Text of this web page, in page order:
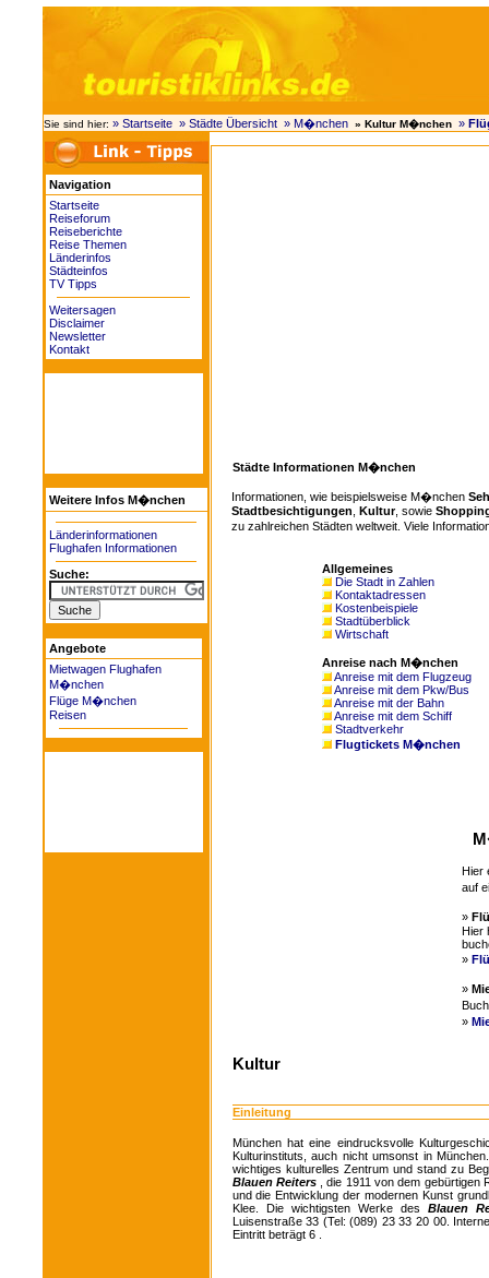
Sie sind hier: » Startseite » Städte Übersicht » M�nchen » Kultur M�nchen »
Navigation
Startseite
Reiseforum
Reiseberichte
Reise Themen
Länderinfos
Städteinfos
TV Tipps
Weitersagen
Disclaimer
Newsletter
Kontakt
Weitere Infos M�nchen
Länderinformationen
Flughafen Informationen
Suche:
Angebote
Mietwagen Flughafen
M�nchen
Flüge M�nchen
Reisen
Städte Informationen M�nchen
Informationen, wie beispielsweise M�nchen
Stadtbesichtigungen
Kultur, sowie
zu zahlreichen Städten weltweit. Viele
Allgemeines
Die Stadt in Zahlen
Kontaktadressen
Kostenbeispiele
Stadtüberblick
Wirtschaft
Anreise nach M�nchen
Anreise mit dem Flugzeug
Anreise mit dem Pkw/Bus
Anreise mit der Bahn
Anreise mit dem Schiff
Stadtverkehr
Flugtickets M�nchen
Hier
auf
»
Hier
»
»
»
Kultur
Einleitung
München hat eine eindrucksvolle
Kulturinstituts, auch nicht umsonst in
wichtiges kulturelles Zentrum und stand zu
Blauen Reiters
, die 1911 von dem
und die Entwicklung der modernen Kunst
Klee. Die wichtigsten Werke des Blauen
Luisenstraße 33 (Tel: (089) 23 33 20 00.
Eintritt beträgt 6 .